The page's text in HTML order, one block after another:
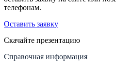
телефонам.
Оставить заявку
Скачайте презентацию
Справочная информация